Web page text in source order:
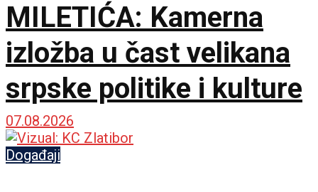
MILETIĆA: Kamerna
izložba u čast velikana
srpske politike i kulture
07.08.2026
Događaji